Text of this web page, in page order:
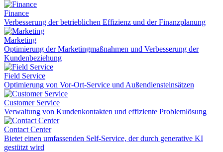
Finance
Verbesserung der betrieblichen Effizienz und der Finanzplanung
Marketing
Optimierung der Marketingmaßnahmen und Verbesserung der
Kundenbeziehung
Field Service
Optimierung von Vor-Ort-Service und Außendiensteinsätzen
Customer Service
Verwaltung von Kundenkontakten und effiziente Problemlösung
Contact Center
Bietet einen umfassenden Self-Service, der durch generative KI
gestützt wird